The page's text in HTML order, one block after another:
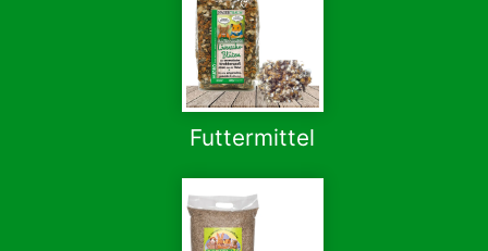
Futtermittel